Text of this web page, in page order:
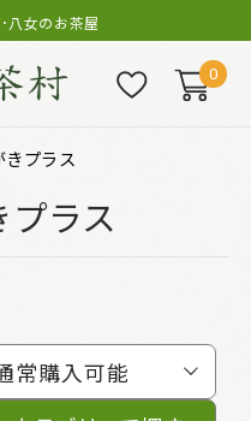
八女のお茶屋
0
プラス
ラス
常購入可能